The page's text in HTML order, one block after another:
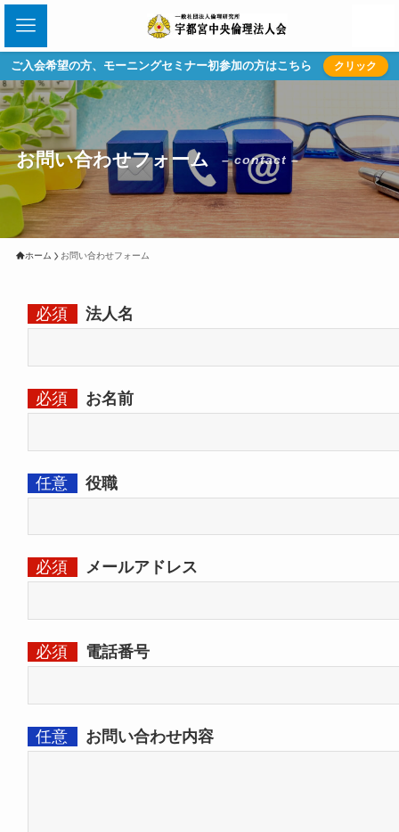
ご入会希望の方、モーニングセミナー初参加の方はこちら クリック
お問い合わせフォーム – contact –
ホーム お問い合わせフォーム
必須 法人名
必須 お名前
任意 役職
必須 メールアドレス
必須 電話番号
任意 お問い合わせ内容